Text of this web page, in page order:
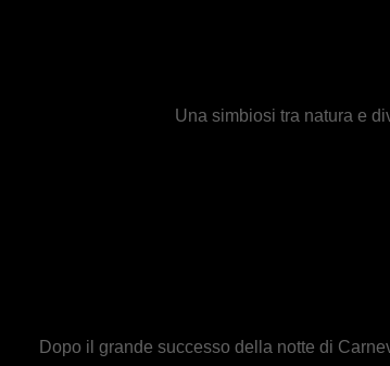
Una simbiosi tra natura e
Dopo il grande successo della notte di